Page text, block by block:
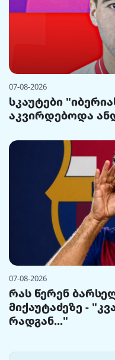
07-08-2026
სკაუტები
აკვირდებოდა
07-08-2026
რას წერენ
მიქაუტაძეზე -
რადგან..."